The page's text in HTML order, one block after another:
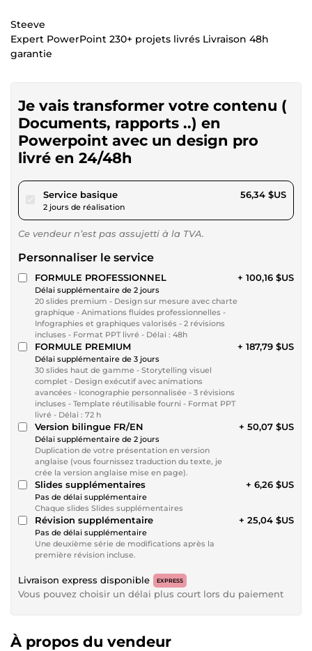
Steeve
Expert PowerPoint 230+ projets livrés Livraison 48h
garantie
Je vais transformer votre contenu (
Documents, rapports ..) en
Powerpoint avec un design pro
livré en 24/48h
Service basiquepour 51,92 $US
2 jours de réalisation
56,34 $US
Ce vendeur n’est pas assujetti à la TVA.
Personnaliser le service
FORMULE PROFESSIONNEL
Délai supplémentaire de 2 jours
20 slides premium - Design sur mesure avec charte
graphique - Animations fluides professionnelles -
Infographies et graphiques valorisés - 2 révisions
incluses - Format PPT livré - Délai : 48h
+ 100,16 $US
FORMULE PREMIUM
Délai supplémentaire de 3 jours
30 slides haut de gamme - Storytelling visuel
complet - Design exécutif avec animations
avancées - Iconographie personnalisée - 3 révisions
incluses - Template réutilisable fourni - Format PPT
livré - Délai : 72 h
+ 187,79 $US
Version bilingue FR/EN
Délai supplémentaire de 2 jours
Duplication de votre présentation en version
anglaise (vous fournissez traduction du texte, je
crée la version anglaise mise en page).
+ 50,07 $US
Slides supplémentaires
Pas de délai supplémentaire
Chaque slides Slides supplémentaires
+ 6,26 $US
Révision supplémentaire
Pas de délai supplémentaire
Une deuxième série de modifications après la
première révision incluse.
+ 25,04 $US
Livraison express disponible EXPRESS
Vous pouvez choisir un délai plus court lors du paiement
À propos du vendeur